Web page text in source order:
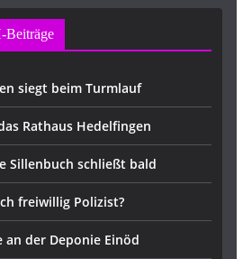
Beiträge
siegt beim Turmlauf
Rathaus Hedelfingen
Sillenbuch schließt bald
freiwillig Polizist?
der Deponie Einöd